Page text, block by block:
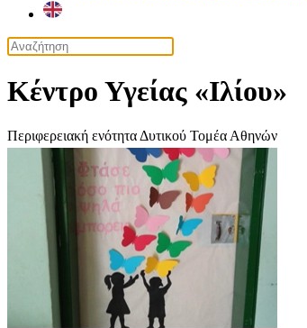
Κέντρο Υγείας «Ιλίου»
Περιφερειακή ενότητα Δυτικού Τομέα Αθηνών